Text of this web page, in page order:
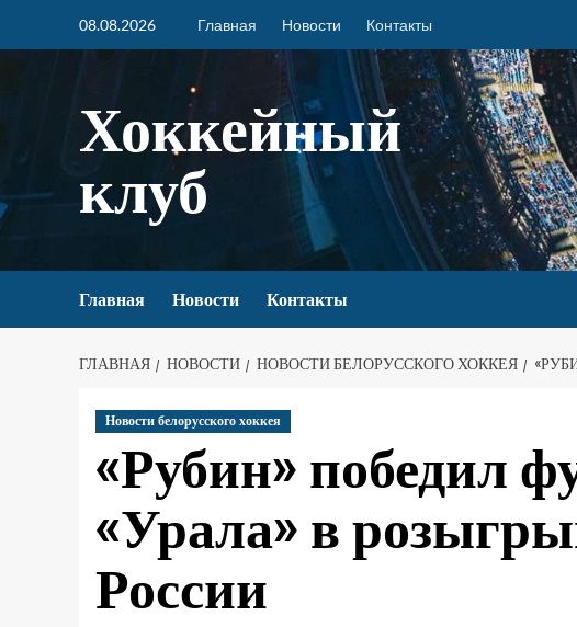
08.08.2026 Главная Новости Контакты
Хоккейный
клуб
Главная Новости Контакты
ГЛАВНАЯ НОВОСТИ НОВОСТИ БЕЛОРУССКОГО ХОККЕЯ
Новости белорусского хоккея
«Рубин» победил
«Урала» в
России